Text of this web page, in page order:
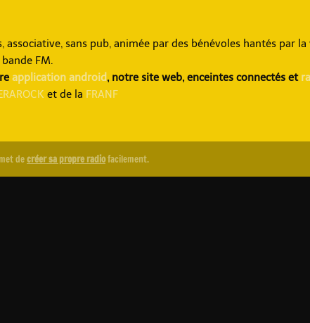
associative, sans pub, animée par des bénévoles hantés par
FM.
application android, notre site web, enceintes connectés et
et de la FRANF
decréer sa propre radiofacilement.